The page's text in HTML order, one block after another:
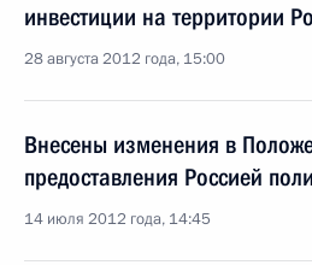
инвестиции на территории
28 августа 2012 года, 15:00
Внесены изменения в
предоставления Россией
14 июля 2012 года, 14:45